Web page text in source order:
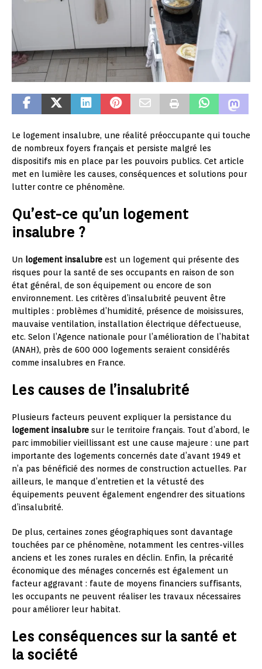
Le logement insalubre, une réalité préoccupante qui touche
de nombreux foyers français et persiste malgré les
dispositifs mis en place par les pouvoirs publics. Cet article
met en lumière les causes, conséquences et solutions pour
lutter contre ce phénomène.
Qu’est-ce qu’un logement
insalubre ?
Un logement insalubre est un logement qui présente des
risques pour la santé de ses occupants en raison de son
état général, de son équipement ou encore de son
environnement. Les critères d’insalubrité peuvent être
multiples : problèmes d’humidité, présence de moisissures,
mauvaise ventilation, installation électrique défectueuse,
etc. Selon l’Agence nationale pour l’amélioration de l’habitat
(ANAH), près de 600 000 logements seraient considérés
comme insalubres en France.
Les causes de l’insalubrité
Plusieurs facteurs peuvent expliquer la persistance du
logement insalubre sur le territoire français. Tout d’abord, le
parc immobilier vieillissant est une cause majeure : une part
importante des logements concernés date d’avant 1949 et
n’a pas bénéficié des normes de construction actuelles. Par
ailleurs, le manque d’entretien et la vétusté des
équipements peuvent également engendrer des situations
d’insalubrité.
De plus, certaines zones géographiques sont davantage
touchées par ce phénomène, notamment les centres-villes
anciens et les zones rurales en déclin. Enfin, la précarité
économique des ménages concernés est également un
facteur aggravant : faute de moyens financiers suffisants,
les occupants ne peuvent réaliser les travaux nécessaires
pour améliorer leur habitat.
Les conséquences sur la santé et
la société